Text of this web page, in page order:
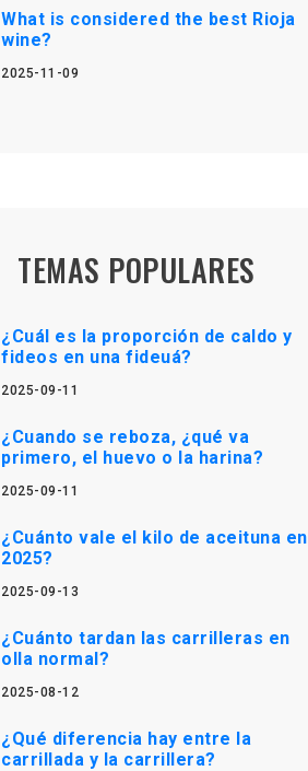
What is considered the best Rioja
wine?
2025-11-09
TEMAS POPULARES
¿Cuál es la proporción de caldo y
fideos en una fideuá?
2025-09-11
¿Cuando se reboza, ¿qué va
primero, el huevo o la harina?
2025-09-11
¿Cuánto vale el kilo de aceituna en
2025?
2025-09-13
¿Cuánto tardan las carrilleras en
olla normal?
2025-08-12
¿Qué diferencia hay entre la
carrillada y la carrillera?